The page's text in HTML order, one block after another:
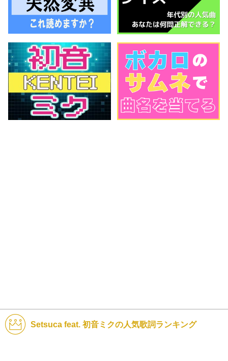
Setsuca feat. 初音ミクの人気歌詞ランキング